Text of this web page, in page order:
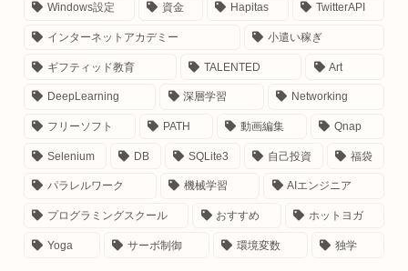
Windows設定 資金 Hapitas TwitterAPI
インターネットアカデミー 小遣い稼ぎ
ギフティッド教育 TALENTED Art
DeepLearning 深層学習 Networking
フリーソフト PATH 動画編集 Qnap
Selenium DB SQLite3 自己投資 福袋
パラレルワーク 機械学習 AIエンジニア
プログラミングスクール おすすめ ホットヨガ
Yoga サーボ制御 環境変数 独学